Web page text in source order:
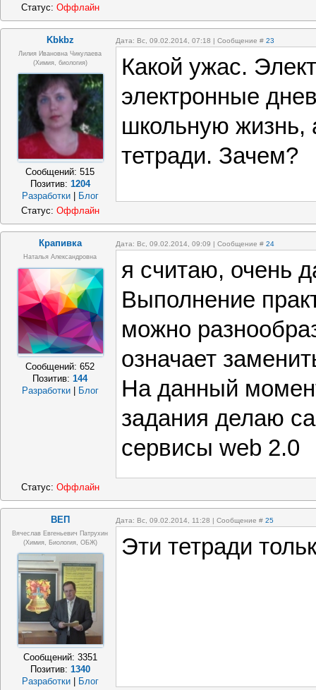
Статус: Оффлайн
Kbkbz Дата: Вс, 09.02.2014, 07:18 | Сообщение # 23
Лилия Ивановна Чикулаева
(химия, биология)
Сообщений:515
Позитив: 1204
Разработки
Блог
Какой ужас.
электронные
школьную жизнь,
тетради. Зачем?
Статус: Оффлайн
Крапивка Дата: Вс, 09.02.2014, 09:09 | Сообщение # 24
Наталья Александровна
Сообщений:652
Позитив:144
Разработки
Блог
я считаю, очень
Выполнение
можно
означает
На данный
задания делаю
сервисы web 2.0
Статус: Оффлайн
ВЕП Дата: Вс, 09.02.2014, 11:28 | Сообщение # 25
Вячеслав Евгеньевич Патрухин
(Химия, Биология, ОБЖ)
Сообщений: 3351
Позитив: 1340
Разработки
Блог
Эти тетради